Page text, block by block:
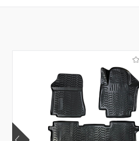
Купить в 1 клик
Сравнение